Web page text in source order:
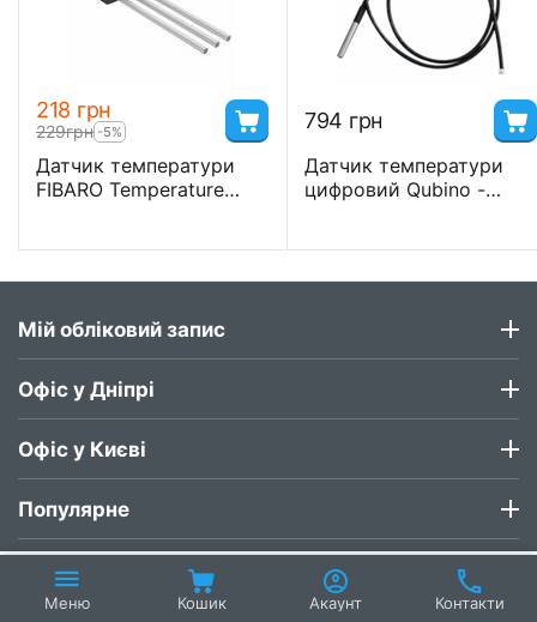
‍218‍ грн
‍229‍грн -5%
Датчик температури
FIBARO Temperature
‍794‍ грн
Датчик температури
цифровий Qubino -
Мій обліковий запис
Офіс у Дніпрі
Офіс у Києві
Популярне
Меню Кошик Акаунт Контакти